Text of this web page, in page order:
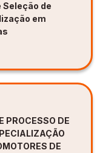
Seleção de
em
PROCESSO DE
DE